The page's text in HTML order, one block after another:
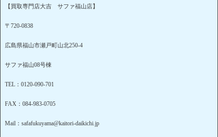
【買取専門店大吉 サファ福山店】
〒720-0838
広島県福山市瀬戸町山北250-4
サファ福山08号棟
TEL：0120-090-701
FAX：084-983-0705
Mail：safafukuyama@kaitori-daikichi.jp